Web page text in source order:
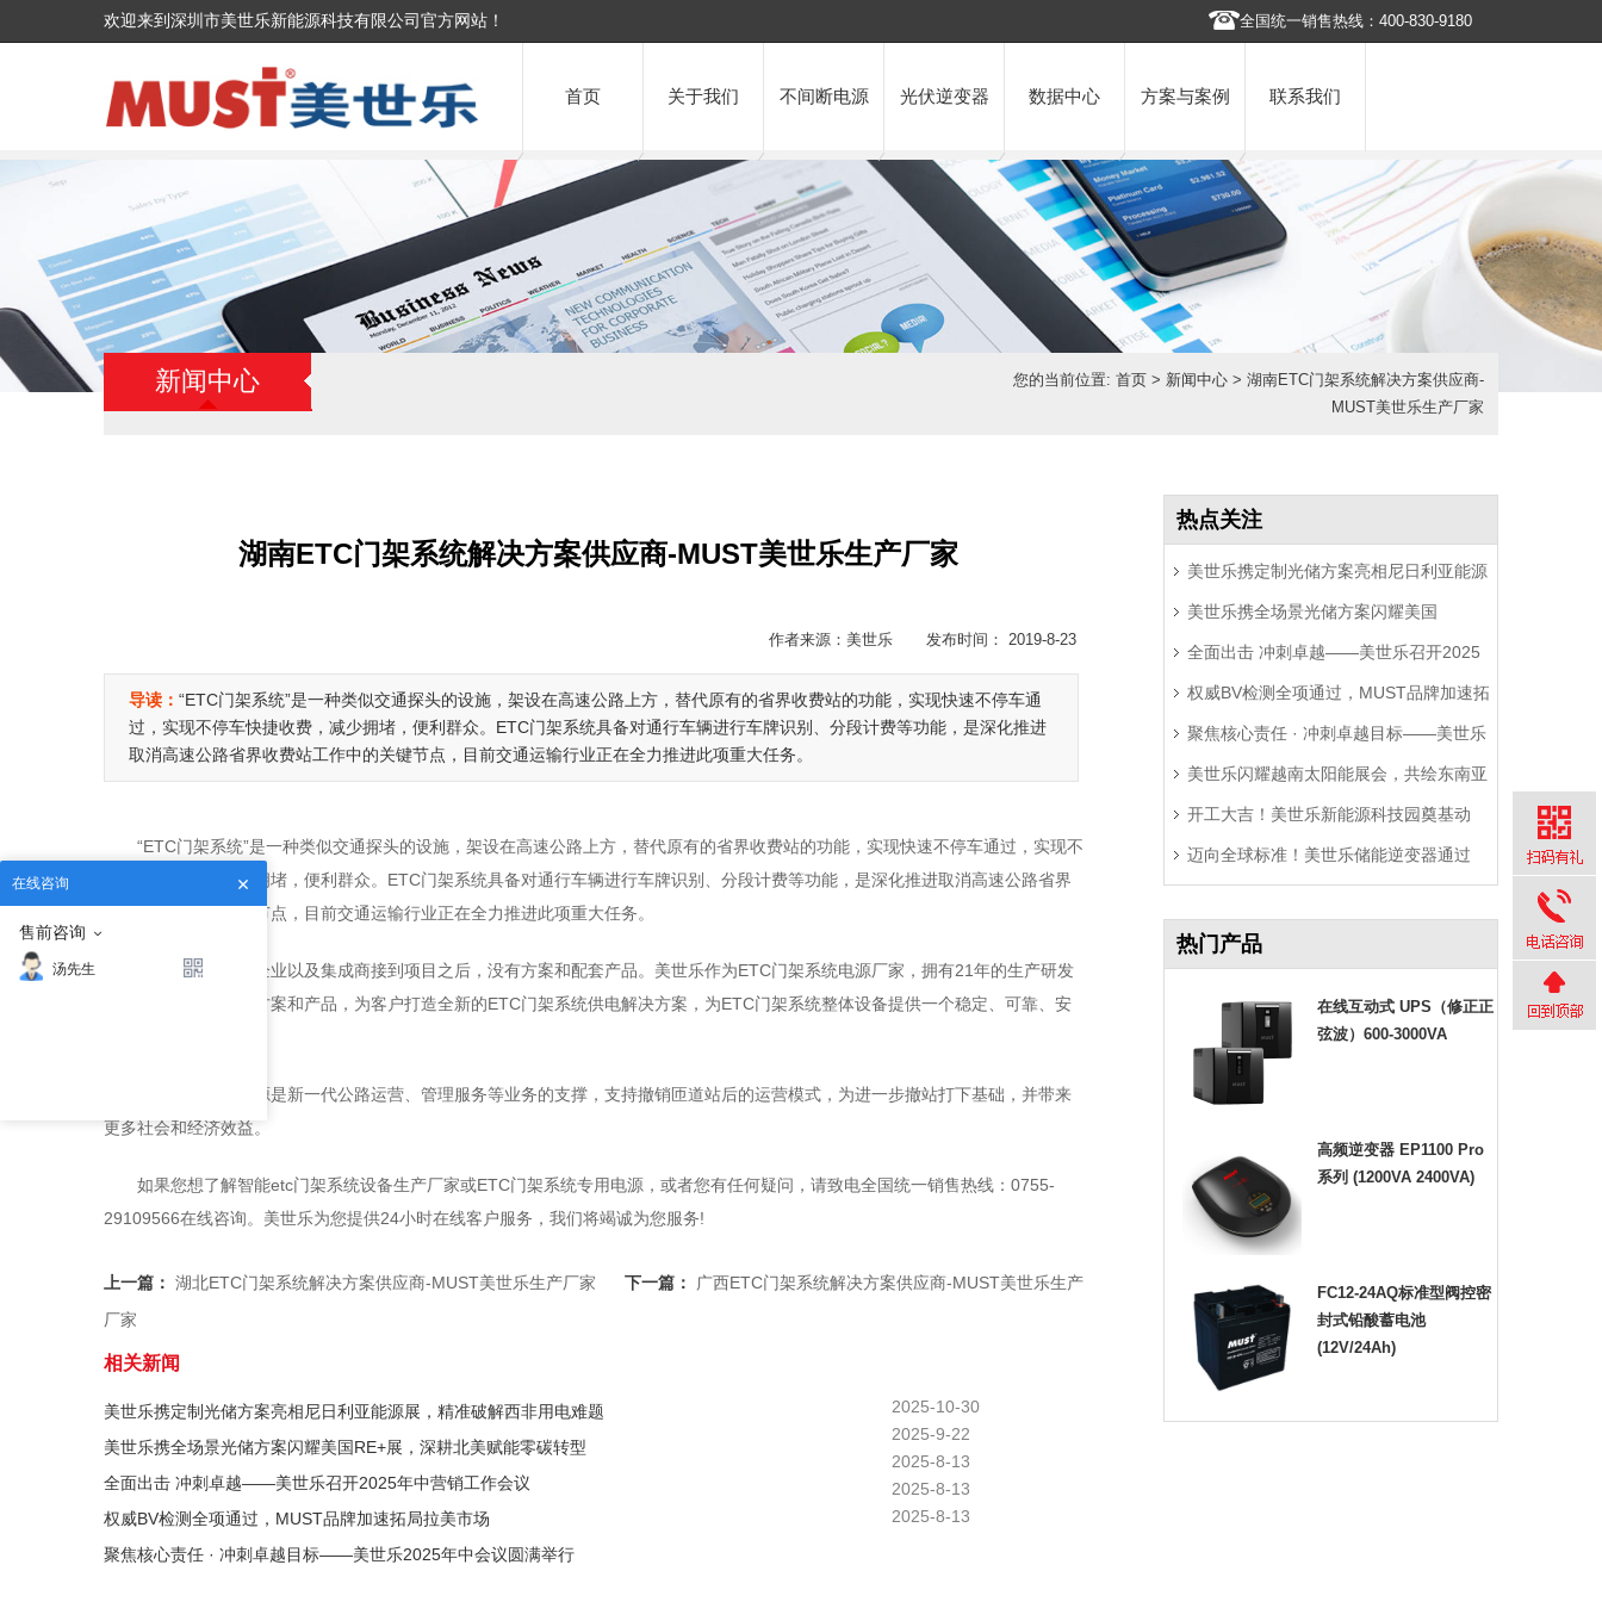
欢迎来到深圳市美世乐新能源科技有限公司官方网站！ 全国统一销售热线：400-830-9180
首页 关于我们 不间断电源 光伏逆变器 数据中心 方案与案例 联系我们
新闻中心 您的当前位置:首页 > 新闻中心 > 湖南ETC门架系统解决方案供应商-
MUST美世乐生产厂家
湖南ETC门架系统解决方案供应商-MUST美世乐生产厂家
作者来源：美世乐 发布时间： 2019-8-23
导读： “ETC门架系统”是一种类似交通探头的设施，架设在高速公路上方，替代原有的省界收费站的功能，实现快速不停车通
过，实现不停车快捷收费，减少拥堵，便利群众。ETC门架系统具备对通行车辆进行车牌识别、分段计费等功能，是深化推进
取消高速公路省界收费站工作中的关键节点，目前交通运输行业正在全力推进此项重大任务。
“ETC门架系统”是一种类似交通探头的设施，架设在高速公路上方，替代原有的省界收费站的功能，实现快速不停车通过，实现不
停车快捷收费，减少拥堵，便利群众。ETC门架系统具备对通行车辆进行车牌识别、分段计费等功能，是深化推进取消高速公路省界
收费站工作中的关键节点，目前交通运输行业正在全力推进此项重大任务。
形势紧急，很多企业以及集成商接到项目之后，没有方案和配套产品。美世乐作为ETC门架系统电源厂家，拥有21年的生产研发
经验，可以提供解决方案和产品，为客户打造全新的ETC门架系统供电解决方案，为ETC门架系统整体设备提供一个稳定、可靠、安
ETC门架系统电源是新一代公路运营、管理服务等业务的支撑，支持撤销匝道站后的运营模式，为进一步撤站打下基础，并带来
更多社会和经济效益。
如果您想了解智能etc门架系统设备生产厂家或ETC门架系统专用电源，或者您有任何疑问，请致电全国统一销售热线：0755-
29109566在线咨询。美世乐为您提供24小时在线客户服务，我们将竭诚为您服务!
上一篇： 湖北ETC门架系统解决方案供应商-MUST美世乐生产厂家 下一篇：
广西ETC门架系统解决方案供应商-MUST美世乐生产
厂家
相关新闻
2025-10-30
美世乐携定制光储方案亮相尼日利亚能源展，精准破解西非用电难题
2025-9-22
美世乐携全场景光储方案闪耀美国RE+展，深耕北美赋能零碳转型
2025-8-13
全面出击 冲刺卓越——美世乐召开2025年中营销工作会议
2025-8-13
权威BV检测全项通过，MUST品牌加速拓局拉美市场
2025-8-13
聚焦核心责任 · 冲刺卓越目标——美世乐2025年中会议圆满举行
热点关注
美世乐携定制光储方案亮相尼日利亚能源
展，精准破解西非用电难题
美世乐携全场景光储方案闪耀美国
RE+展，深耕北美赋能零碳转型
全面出击 冲刺卓越——美世乐召开2025
年中营销工作会议
权威BV检测全项通过，MUST品牌加速拓
局拉美市场
聚焦核心责任 · 冲刺卓越目标——美世乐
2025年中会议圆满举行
美世乐闪耀越南太阳能展会，共绘东南亚
绿色能源新图景
开工大吉！美世乐新能源科技园奠基动
工，迈向全球绿色智造新征程
迈向全球标准！美世乐储能逆变器通过
热门产品
在线互动式 UPS（修正正
弦波）600-3000VA
高频逆变器 EP1100 Pro
系列 (1200VA 2400VA)
FC12-24AQ标准型阀控密
封式铅酸蓄电池
(12V/24Ah)
在线咨询
售前咨询
汤先生